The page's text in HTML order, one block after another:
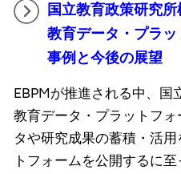
国立教育政策研究
教育データ・プラ
事例と今後の展望
EBPMが推進される中、国
教育データ・プラットフ
タや研究成果の蓄積・活
トフォームを公開するに